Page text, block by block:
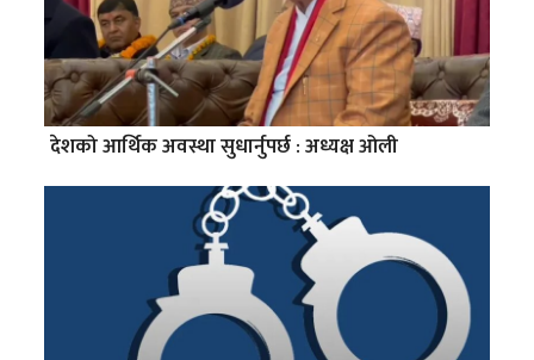
देशको आर्थिक अवस्था सुधार्नुपर्छ : अध्यक्ष ओली